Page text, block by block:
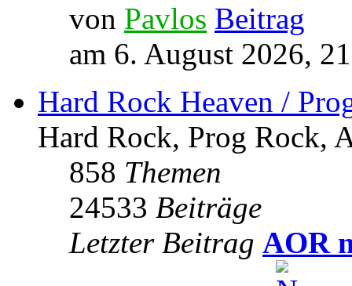
von Pavlos
am 6. August 2026,
Hard Rock Heaven /
Hard Rock, Prog Rock,
858 Themen
24533 Beiträge
Letzter Beitrag AOR